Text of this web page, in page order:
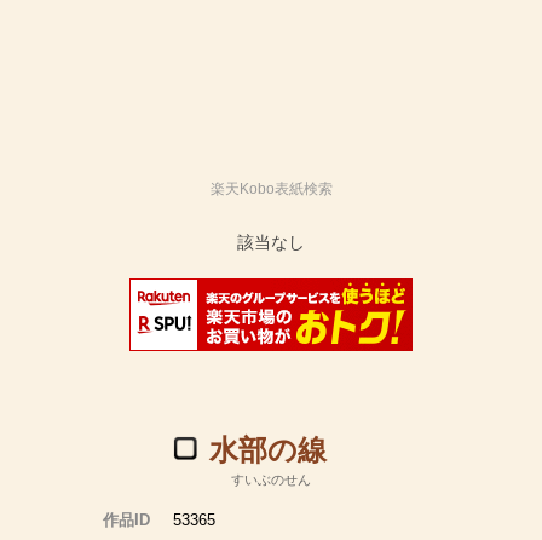
楽天Kobo表紙検索
水部の線
すいぶのせん
作品ID
53365